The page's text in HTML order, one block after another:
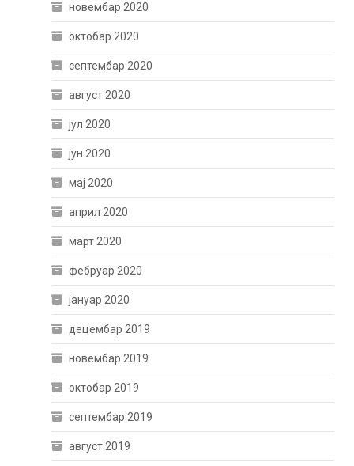
новембар 2020
октобар 2020
септембар 2020
август 2020
јул 2020
јун 2020
мај 2020
април 2020
март 2020
фебруар 2020
јануар 2020
децембар 2019
новембар 2019
октобар 2019
септембар 2019
август 2019